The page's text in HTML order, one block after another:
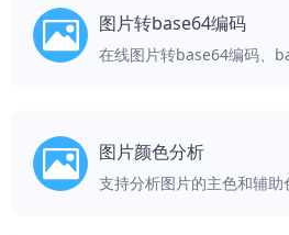
图片转base64编码
在线图片转base64编码、
图片颜色分析
支持分析图片的主色和辅助